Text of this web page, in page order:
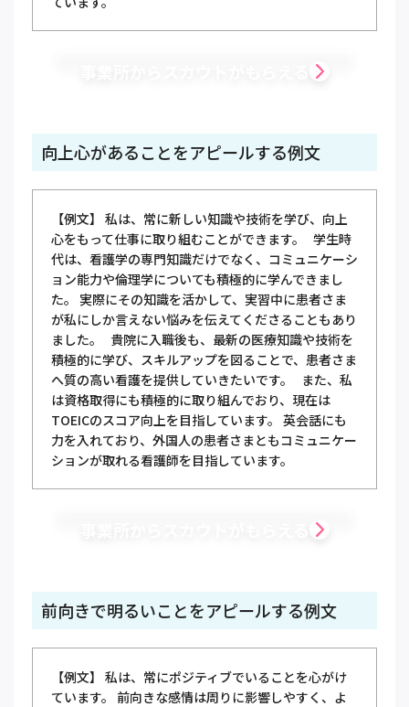
向上心があることをアピールする例文
【例文】 私は、常に新しい知識や技術を学び、向上
心をもって仕事に取り組むことができます。 学生時
代は、看護学の専門知識だけでなく、コミュニケーシ
ョン能力や倫理学についても積極的に学んできまし
た。 実際にその知識を活かして、実習中に患者さま
が私にしか言えない悩みを伝えてくださることもあり
ました。 貴院に入職後も、最新の医療知識や技術を
積極的に学び、スキルアップを図ることで、患者さま
へ質の高い看護を提供していきたいです。 また、私
は資格取得にも積極的に取り組んでおり、現在は
TOEICのスコア向上を目指しています。 英会話にも
力を入れており、外国人の患者さまともコミュニケー
ションが取れる看護師を目指しています。
前向きで明るいことをアピールする例文
【例文】 私は、常にポジティブでいることを心がけ
ています。 前向きな感情は周りに影響しやすく、よ